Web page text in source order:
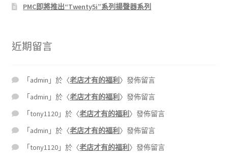
PMC即將推出“Twenty5i”系列揚聲器系列
近期留言
「admin 」於〈老店才有的福利 〉發佈留言
「admin 」於〈老店才有的福利 〉發佈留言
「tony1120 」於〈老店才有的福利 〉發佈留言
「admin 」於〈老店才有的福利 〉發佈留言
「tony1120 」於〈老店才有的福利 〉發佈留言